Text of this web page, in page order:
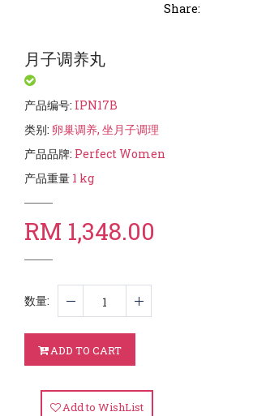
Share:
月子调养丸
产品编号: IPN17B
类别: 卵巢调养, 坐月子调理
产品品牌: Perfect Women
产品重量 1 kg
RM 1,348.00
数量:
ADD TO CART
Add to WishList